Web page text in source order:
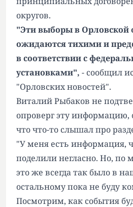
округов.
"Эти выборы в Орловской
ожидаются тихими и
в соответствии с
установками", - сообщил
"Орловских новостей".
Виталий Рыбаков не
опроверг эту информацию,
что что-то слышал про
"У меня есть информация,
поделили негласно. Но, по
это же всегда так было в
остальному пока не буду
Посмотрим, как события